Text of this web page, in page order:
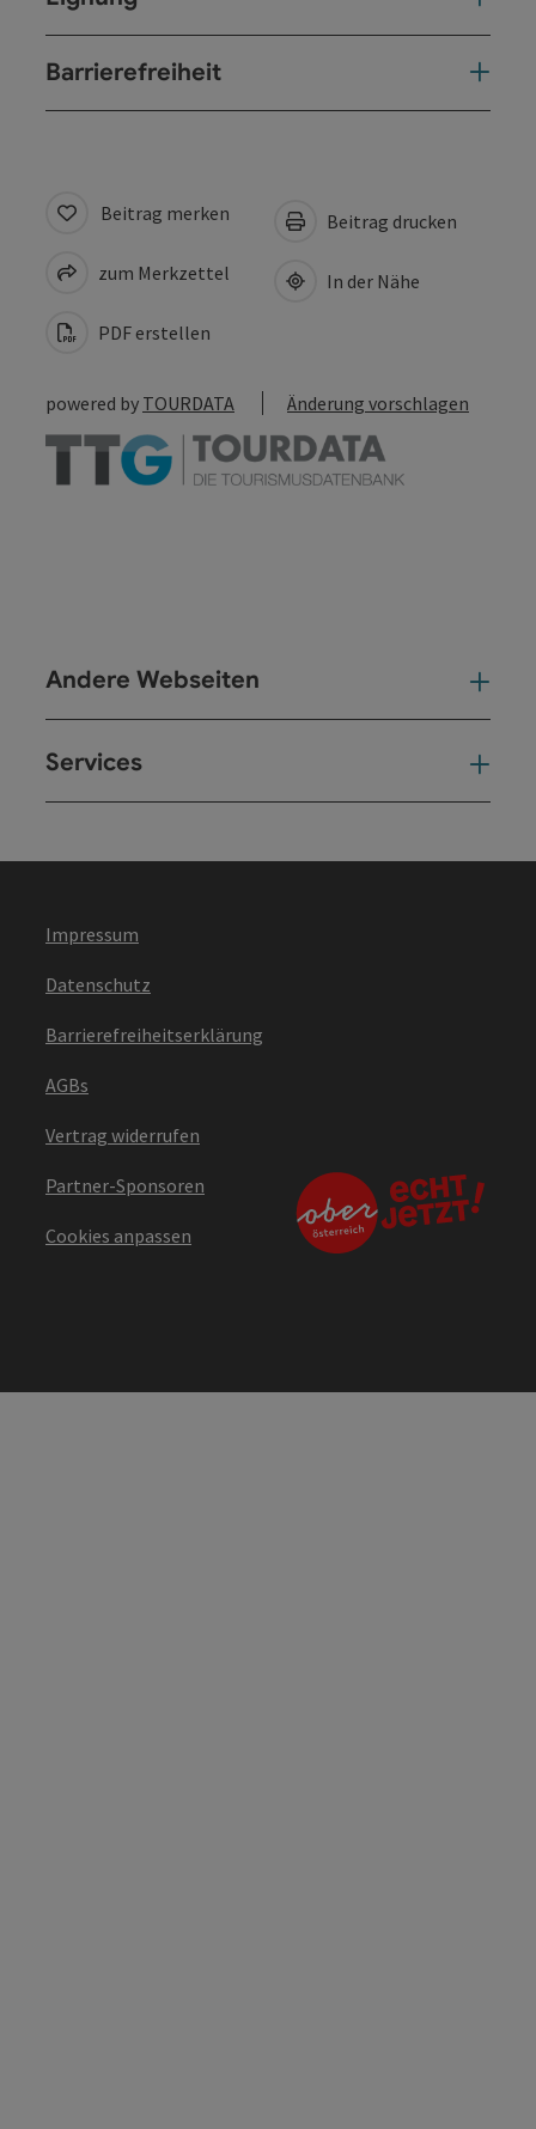
Barrierefreiheit
Beitrag merken
zum Merkzettel
PDF erstellen
Beitrag drucken
In der Nähe
powered by TOURDATA Änderung vorschlagen
Andere Webseiten
Services
Impressum
Datenschutz
Barrierefreiheitserklärung
AGBs
Vertrag widerrufen
Partner-Sponsoren
Cookies anpassen